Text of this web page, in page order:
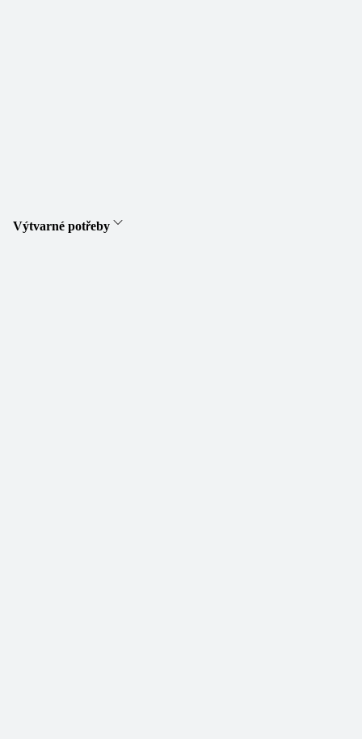
Výtvarné potřeby